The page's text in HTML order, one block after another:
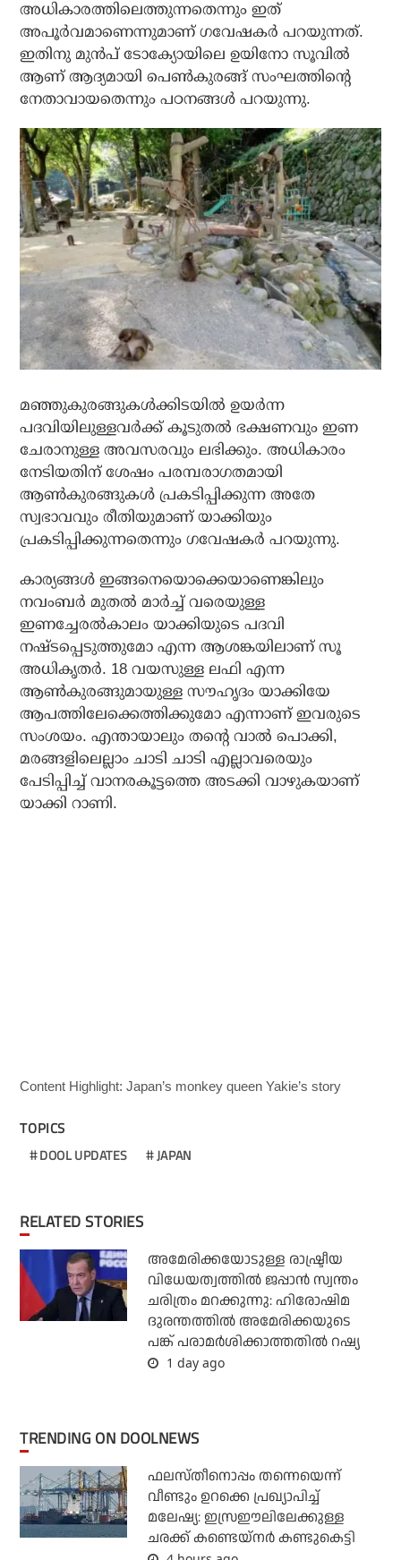
അധികാരത്തിലെത്തുന്നതെന്നും ഇത്
അപൂര്‍വമാണെന്നുമാണ് ഗവേഷകര്‍ പറയുന്നത്.
ഇതിനു മുന്‍പ് ടോക്യോയിലെ ഉയിനോ സൂവില്‍
ആണ് ആദ്യമായി പെണ്‍കുരങ്ങ് സംഘത്തിന്റെ
നേതാവായതെന്നും പഠനങ്ങള്‍ പറയുന്നു.
മഞ്ഞുകുരങ്ങുകള്‍ക്കിടയില്‍ ഉയര്‍ന്ന
പദവിയിലുള്ളവര്‍ക്ക് കൂടുതല്‍ ഭക്ഷണവും ഇണ
ചേരാനുള്ള അവസരവും ലഭിക്കും. അധികാരം
നേടിയതിന് ശേഷം പരമ്പരാഗതമായി
ആണ്‍കുരങ്ങുകള്‍ പ്രകടിപ്പിക്കുന്ന അതേ
സ്വഭാവവും രീതിയുമാണ് യാക്കിയും
പ്രകടിപ്പിക്കുന്നതെന്നും ഗവേഷകര്‍ പറയുന്നു.
കാര്യങ്ങള്‍ ഇങ്ങനെയൊക്കെയാണെങ്കിലും
നവംബര്‍ മുതല്‍ മാര്‍ച്ച് വരെയുള്ള
ഇണച്ചേരല്‍കാലം യാക്കിയുടെ പദവി
നഷ്ടപ്പെടുത്തുമോ എന്ന ആശങ്കയിലാണ് സൂ
അധികൃതര്‍. 18 വയസുള്ള ലഫി എന്ന
ആണ്‍കുരങ്ങുമായുള്ള സൗഹൃദം യാക്കിയേ
ആപത്തിലേക്കെത്തിക്കുമോ എന്നാണ് ഇവരുടെ
സംശയം. എന്തായാലും തന്റെ വാല്‍ പൊക്കി,
മരങ്ങളിലെല്ലാം ചാടി ചാടി എല്ലാവരെയും
പേടിപ്പിച്ച് വാനരകൂട്ടത്തെ അടക്കി വാഴുകയാണ്
യാക്കി റാണി.
Content Highlight: Japan’s monkey queen Yakie’s story
TOPICS
DOOL UPDATES JAPAN
RELATED STORIES
അമേരിക്കയോടുള്ള രാഷ്ട്രീയ
വിധേയത്വത്തില്‍ ജപ്പാന്‍ സ്വന്തം
ചരിത്രം മറക്കുന്നു: ഹിരോഷിമ
ദുരന്തത്തില്‍ അമേരിക്കയുടെ
പങ്ക് പരാമര്‍ശിക്കാത്തതില്‍ റഷ്യ
1 day ago
TRENDING ON DOOLNEWS
ഫലസ്തീനൊപ്പം തന്നെയെന്ന്
വീണ്ടും ഉറക്കെ പ്രഖ്യാപിച്ച്
മലേഷ്യ: ഇസ്രഈലിലേക്കുള്ള
ചരക്ക് കണ്ടെയ്‌നര്‍ കണ്ടുകെട്ടി